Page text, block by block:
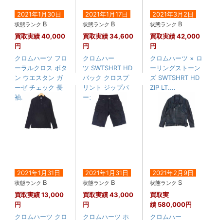
2021年1月30日
状態ランク B
買取実績40,000
円
クロムハーツ フロ
ーラルクロス ボタ
ン ウエスタン ガ
ーゼ チェック 長
袖....
2021年1月17日
状態ランク B
買取実績34,600
円
クロムハー
ツ SWTSHRT HD
バック クロスプ
リント ジップパ
ーカー
2021年3月2日
状態ランク B
買取実績42,000
円
クロムハーツ × ロ
ーリングストーン
ズ SWTSHRT HD
ZIP LT....
2021年1月31日
状態ランク B
買取実績13,000
円
クロムハーツ クロ
2021年1月31日
状態ランク B
買取実績43,000
円
クロムハーツ ホ
2021年2月9日
状態ランク S
買取実
績 580,000円
クロムハー